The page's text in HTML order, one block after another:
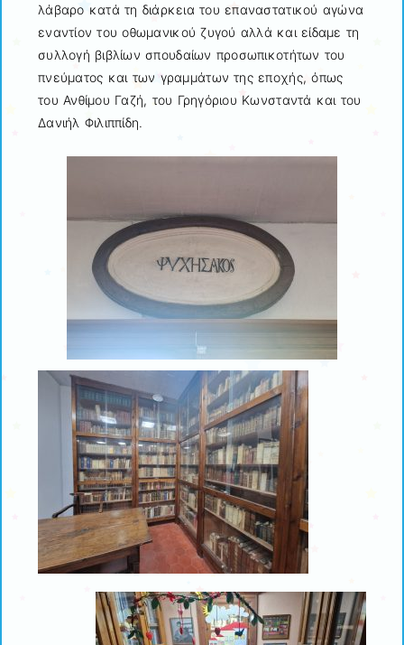
λάβαρο κατά τη διάρκεια του επαναστατικού αγώνα
εναντίον του οθωμανικού ζυγού αλλά και είδαμε τη
συλλογή βιβλίων σπουδαίων προσωπικοτήτων του
πνεύματος και των γραμμάτων της εποχής, όπως
του Ανθίμου Γαζή, του Γρηγόριου Κωνσταντά και του
Δανιήλ Φιλιππίδη.